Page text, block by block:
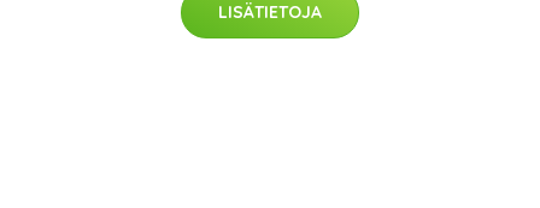
LISÄTIETOJA